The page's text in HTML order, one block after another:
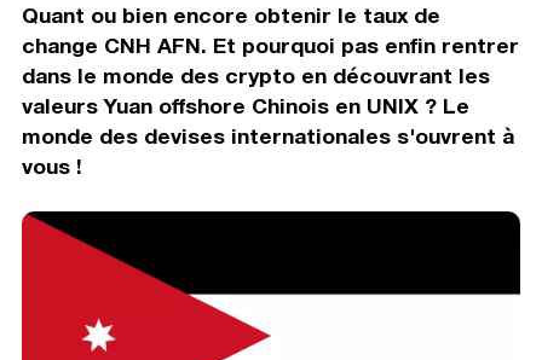
Quant ou bien encore obtenir le taux de
change CNH AFN. Et pourquoi pas enfin rentrer
dans le monde des crypto en découvrant les
valeurs Yuan offshore Chinois en UNIX ? Le
monde des devises internationales s'ouvrent à
vous !